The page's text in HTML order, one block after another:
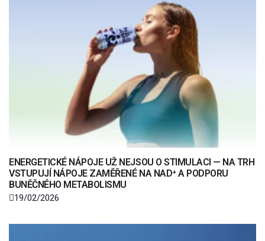
ENERGETICKÉ NÁPOJE UŽ NEJSOU O STIMULACI — NA TRH
VSTUPUJÍ NÁPOJE ZAMĚŘENÉ NA NAD⁺ A PODPORU
BUNĚČNÉHO METABOLISMU
19/02/2026